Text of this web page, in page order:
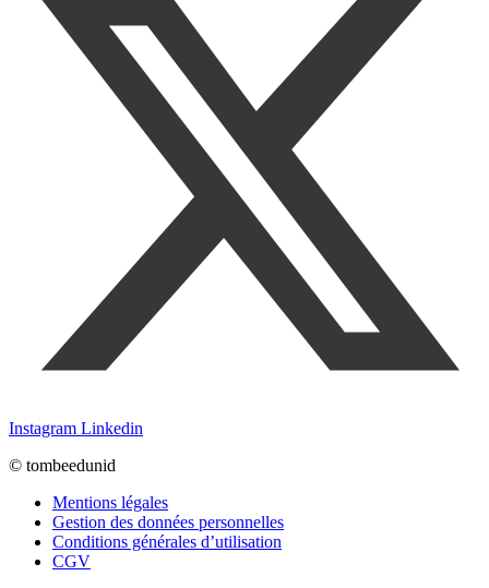
Instagram Linkedin
© tombeedunid
Mentions légales
Gestion des données personnelles
Conditions générales d’utilisation
CGV